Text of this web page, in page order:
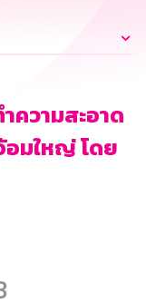
ความสะอาด
อมใหญ่ โดย